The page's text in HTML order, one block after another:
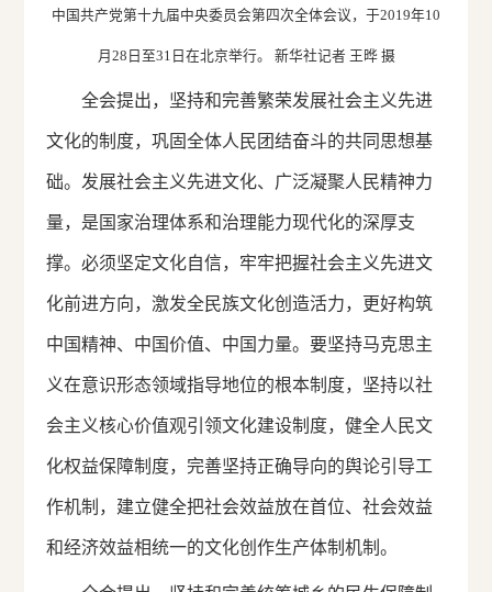
中国共产党第十九届中央委员会第四次全体会议，于2019年10
月28日至31日在北京举行。 新华社记者 王晔 摄
全会提出，坚持和完善繁荣发展社会主义先进
文化的制度，巩固全体人民团结奋斗的共同思想基
础。发展社会主义先进文化、广泛凝聚人民精神力
量，是国家治理体系和治理能力现代化的深厚支
撑。必须坚定文化自信，牢牢把握社会主义先进文
化前进方向，激发全民族文化创造活力，更好构筑
中国精神、中国价值、中国力量。要坚持马克思主
义在意识形态领域指导地位的根本制度，坚持以社
会主义核心价值观引领文化建设制度，健全人民文
化权益保障制度，完善坚持正确导向的舆论引导工
作机制，建立健全把社会效益放在首位、社会效益
和经济效益相统一的文化创作生产体制机制。